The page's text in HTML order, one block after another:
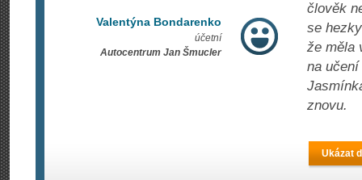
Valentýna Bondarenko
účetní
Autocentrum Jan Šmucler
člověk
se
že měla
na
znovu.
Ukázat